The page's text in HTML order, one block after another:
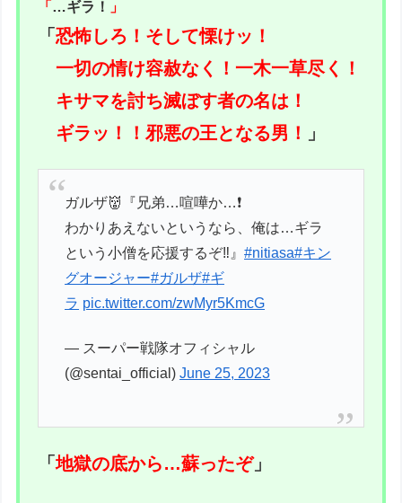
「 …ギラ！ 」
「恐怖しろ！そして慄けッ！
一切の情け容赦なく！一木一草尽く！
キサマを討ち滅ぼす者の名は！
ギラッ！！邪悪の王となる男！
」
ガルザ👹『兄弟…喧嘩か…❗️
わかりあえないというなら、俺は…ギラ
という小僧を応援するぞ‼️』#nitiasa#キン
グオージャー#ガルザ#ギ
ラ pic.twitter.com/zwMyr5KmcG
— スーパー戦隊オフィシャル
(@sentai_official)June 25, 2023
「地獄の底から…蘇ったぞ」